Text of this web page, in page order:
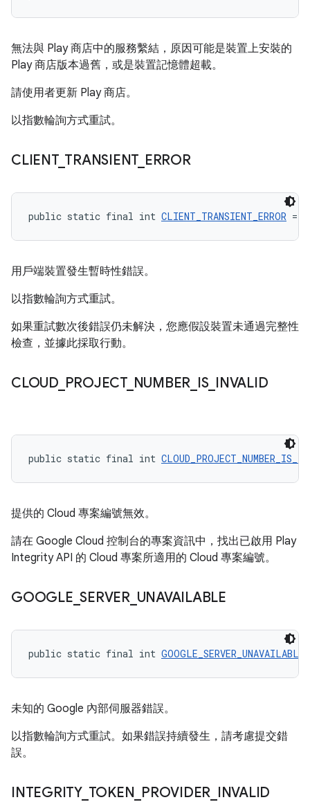
無法與 Play 商店中的服務繫結，原因可能是裝置上安裝的
Play 商店版本過舊，或是裝置記憶體超載。
請使用者更新 Play 商店。
以指數輪詢方式重試。
CLIENT_ TRANSIENT_ ERROR
public static final int CLIENT_TRANSIENT_ERROR = -
用戶端裝置發生暫時性錯誤。
以指數輪詢方式重試。
如果重試數次後錯誤仍未解決，您應假設裝置未通過完整性
檢查，並據此採取行動。
CLOUD_ PROJECT_ NUMBER IS_ INVALID
public static final int
提供的 Cloud 專案編號無效。
請在 Google Cloud 控制台的專案資訊中，找出已啟用 Play
Integrity API 的 Cloud 專案所適用的 Cloud 專案編號。
GOOGLE _SERVER_ UNAVAILABLE
public static final int GOOGLE_SERVER_UNAVAILABLE
未知的 Google 內部伺服器錯誤。
以指數輪詢方式重試。如果錯誤持續發生，請考慮提交錯
誤。
INTEGRITY_ TOKEN PROVIDER INVALID